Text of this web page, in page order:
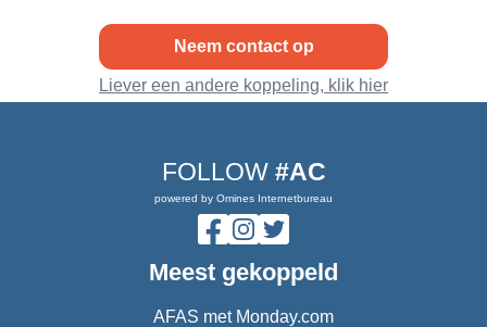
Neem contact op
Liever een andere koppeling, klik hier
FOLLOW #AC
powered by Omines Internetbureau
Meest gekoppeld
AFAS met Monday.com